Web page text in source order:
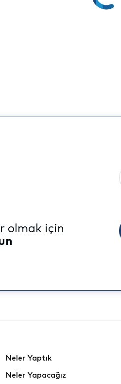
olmak için
Neler Yaptık
Neler Yapacağız